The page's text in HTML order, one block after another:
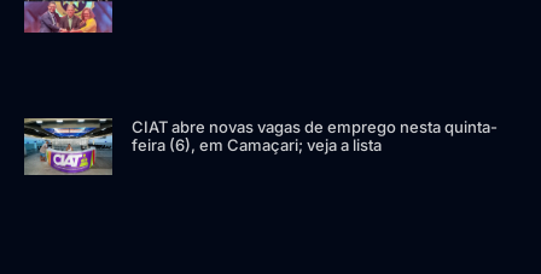
CIAT abre novas vagas de emprego nesta quinta-
feira (6), em Camaçari; veja a lista